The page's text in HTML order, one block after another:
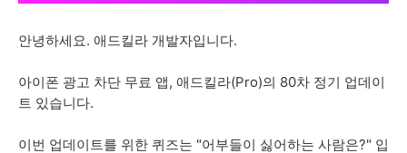
안녕하세요. 애드킬라 개발자입니다.
아이폰 광고 차단 무료 앱, 애드킬라(Pro)의 80차 정기 업데이
트 있습니다.
이번 업데이트를 위한 퀴즈는 "어부들이 싫어하는 사람은?" 입